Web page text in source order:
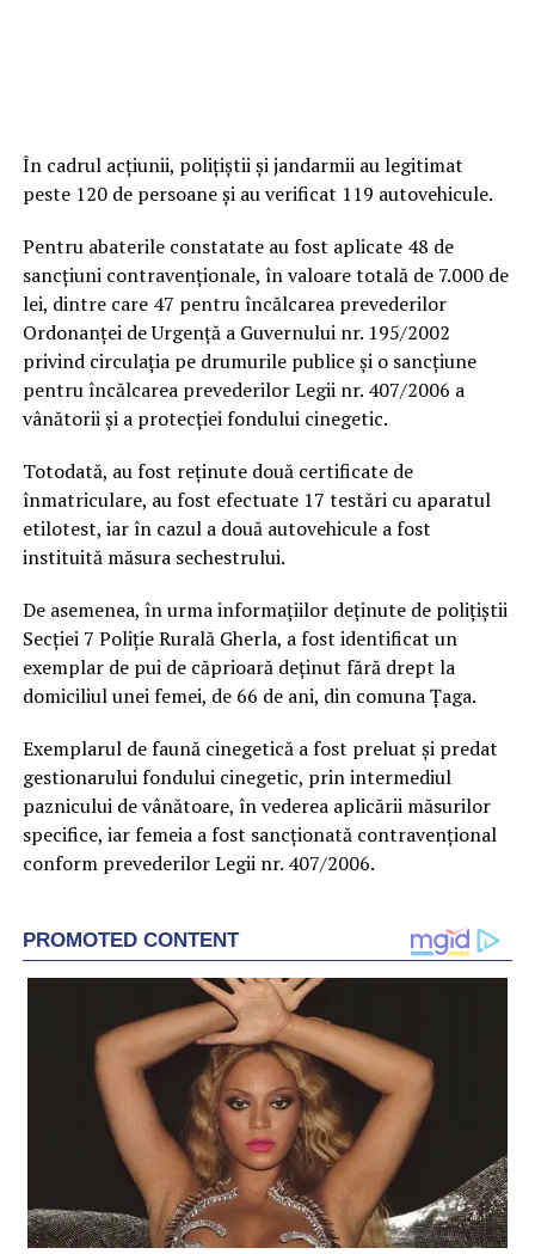
În cadrul acțiunii, polițiștii și jandarmii au legitimat
peste 120 de persoane și au verificat 119 autovehicule.
Pentru abaterile constatate au fost aplicate 48 de
sancțiuni contravenționale, în valoare totală de 7.000 de
lei, dintre care 47 pentru încălcarea prevederilor
Ordonanței de Urgență a Guvernului nr. 195/2002
privind circulația pe drumurile publice și o sancțiune
pentru încălcarea prevederilor Legii nr. 407/2006 a
vânătorii și a protecției fondului cinegetic.
Totodată, au fost reținute două certificate de
înmatriculare, au fost efectuate 17 testări cu aparatul
etilotest, iar în cazul a două autovehicule a fost
instituită măsura sechestrului.
De asemenea, în urma informațiilor deținute de polițiștii
Secției 7 Poliție Rurală Gherla, a fost identificat un
exemplar de pui de căprioară deținut fără drept la
domiciliul unei femei, de 66 de ani, din comuna Țaga.
Exemplarul de faună cinegetică a fost preluat și predat
gestionarului fondului cinegetic, prin intermediul
paznicului de vânătoare, în vederea aplicării măsurilor
specifice, iar femeia a fost sancționată contravențional
conform prevederilor Legii nr. 407/2006.